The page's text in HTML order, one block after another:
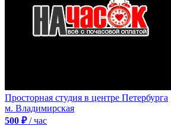
Просторная студия в центре Петербурга
м. Владимирская
500 ₽/ час